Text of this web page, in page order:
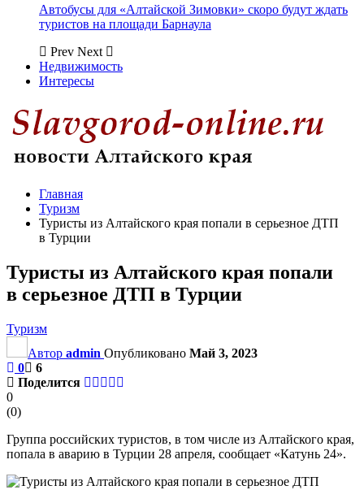
Автобусы для «Алтайской Зимовки» скоро будут ждать
туристов на площади Барнаула
Prev Next
Недвижимость
Интересы
Главная
Туризм
Туристы из Алтайского края попали в серьезное ДТП
в Турции
Туристы из Алтайского края попали
в серьезное ДТП в Турции
Туризм
Автор admin Опубликовано Май 3, 2023
0
6
Поделится
0
(0)
Группа российских туристов, в том числе из Алтайского края,
попала в аварию в Турции 28 апреля, сообщает «Катунь 24».